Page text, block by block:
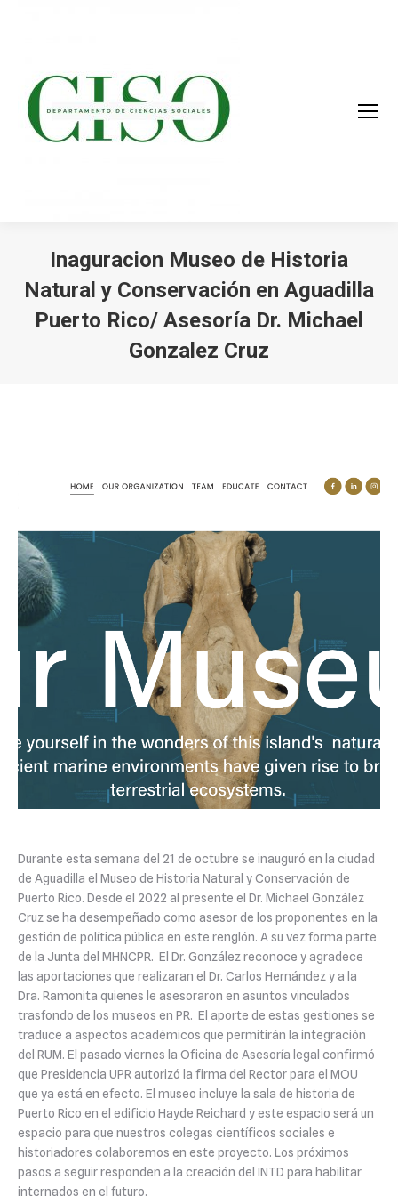
Inaguracion Museo de Historia
Natural y Conservación en Aguadilla
Puerto Rico/ Asesoría Dr. Michael
Gonzalez Cruz
Durante esta semana del 21 de octubre se inauguró en la ciudad
de Aguadilla el Museo de Historia Natural y Conservación de
Puerto Rico. Desde el 2022 al presente el Dr. Michael González
Cruz se ha desempeñado como asesor de los proponentes en la
gestión de política pública en este renglón. A su vez forma parte
de la Junta del MHNCPR. El Dr. González reconoce y agradece
las aportaciones que realizaran el Dr. Carlos Hernández y a la
Dra. Ramonita quienes le asesoraron en asuntos vinculados
trasfondo de los museos en PR. El aporte de estas gestiones se
traduce a aspectos académicos que permitirán la integración
del RUM. El pasado viernes la Oficina de Asesoría legal confirmó
que Presidencia UPR autorizó la firma del Rector para el MOU
que ya está en efecto. El museo incluye la sala de historia de
Puerto Rico en el edificio Hayde Reichard y este espacio será un
espacio para que nuestros colegas científicos sociales e
historiadores colaboremos en este proyecto. Los próximos
pasos a seguir responden a la creación del INTD para habilitar
internados en el futuro.